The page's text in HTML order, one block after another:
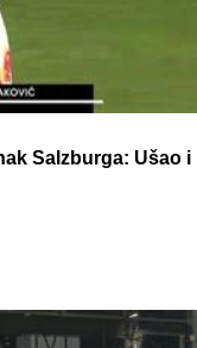
Salzburga: Ušao